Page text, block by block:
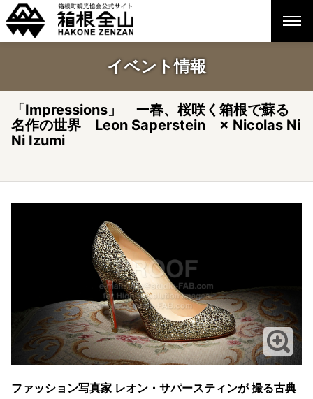
イベント情報
「Impressions」 ー春、桜咲く箱根で蘇る
名作の世界 Leon Saperstein × Nicolas Ni
Ni Izumi
ファッション写真家 レオン・サパースティンが 撮る古典